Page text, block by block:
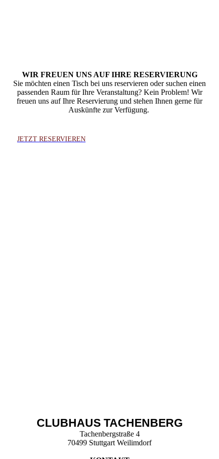
WIR FREUEN UNS AUF IHRE RESERVIERUNG
Sie möchten einen Tisch bei uns reservieren oder suchen einen
passenden Raum für Ihre Veranstaltung? Kein Problem! Wir
freuen uns auf Ihre Reservierung und stehen Ihnen gerne für
Auskünfte zur Verfügung.
JETZT RESERVIEREN
CLUBHAUS TACHENBERG
Tachenbergstraße 4
70499 Stuttgart Weilimdorf